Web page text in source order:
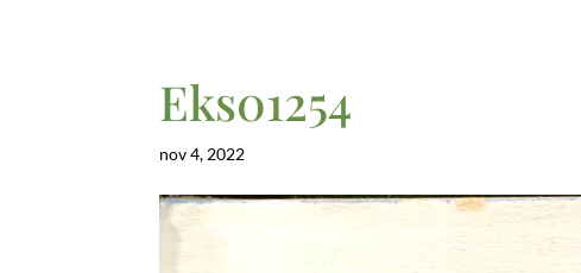
Eks01254
nov 4, 2022